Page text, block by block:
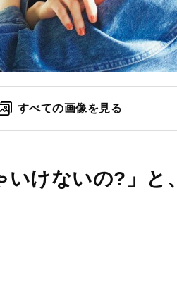
すべての画像を見る
いけないの?」と、